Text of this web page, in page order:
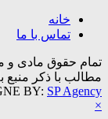
خانه
تماس با ما
تمام حقوق مادی و
مطالب با ذکر منبع
BY: SP Agency
×